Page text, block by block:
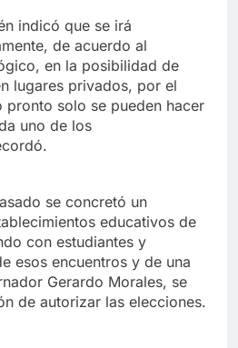
indicó que se irá
de acuerdo al
en la posibilidad de
lugares privados, por el
pronto solo se pueden hacer
uno de los
se concretó un
educativos de
con estudiantes y
esos encuentros y de una
Gerardo Morales, se
de autorizar las elecciones.